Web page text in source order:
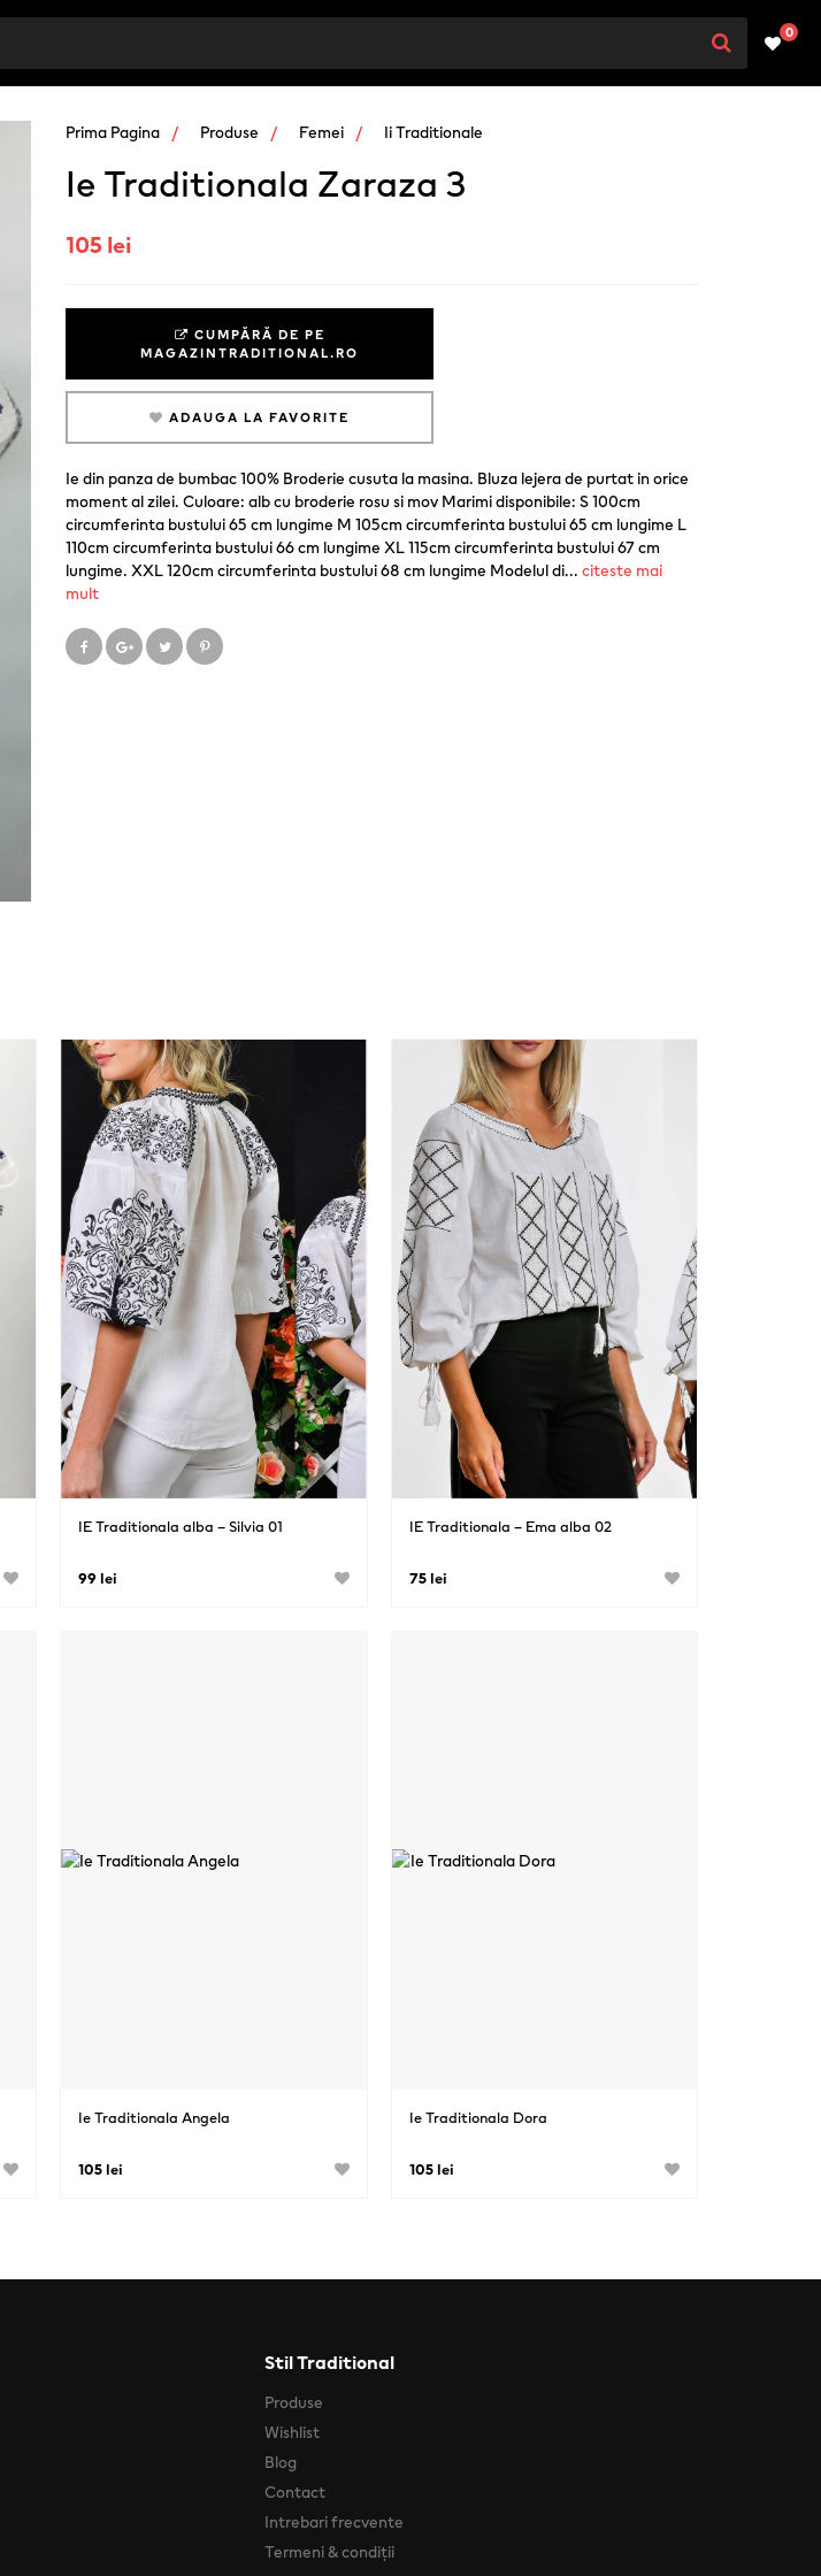
0
Prima Pagina Produse Femei Ii Traditionale
Ie Traditionala Zaraza 3
105 lei
CUMPĂRĂ DE PE
MAGAZINTRADITIONAL.RO
ADAUGA LA FAVORITE
Ie din panza de bumbac 100% Broderie cusuta la masina. Bluza lejera de purtat in orice
moment al zilei. Culoare: alb cu broderie rosu si mov Marimi disponibile: S 100cm
circumferinta bustului 65 cm lungime M 105cm circumferinta bustului 65 cm lungime L
110cm circumferinta bustului 66 cm lungime XL 115cm circumferinta bustului 67 cm
lungime. XXL 120cm circumferinta bustului 68 cm lungime Modelul di... citeste mai
mult
IE Traditionala alba – Silvia 01
99 lei
IE Traditionala – Ema alba 02
75 lei
Ie Traditionala Angela
105 lei
Ie Traditionala Dora
105 lei
Stil Traditional
Produse
Wishlist
Blog
Contact
Intrebari frecvente
Termeni & condiții